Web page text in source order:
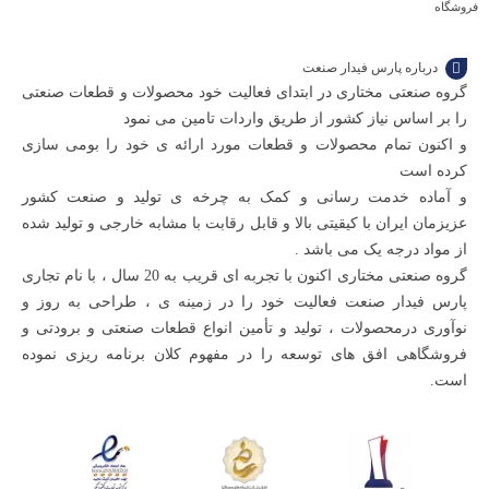
فروشگاه
درباره پارس فیدار صنعت
گروه صنعتی مختاری در ابتدای فعالیت خود محصولات و قطعات صنعتی
را بر اساس نیاز کشور از طریق واردات تامین می نمود
و اکنون تمام محصولات و قطعات مورد ارائه ی خود را بومی سازی
کرده است
و آماده خدمت رسانی و کمک به چرخه ی تولید و صنعت کشور
عزیزمان ایران با کیقیتی بالا و قابل رقابت با مشابه خارجی و تولید شده
از مواد درجه یک می باشد .
گروه صنعتی مختاری اکنون با تجربه ای قریب به 20 سال ، با نام تجاری
پارس فیدار صنعت فعالیت خود را در زمینه ی ، طراحی به روز و
نوآوری درمحصولات ، تولید و تأمین انواع قطعات صنعتی و برودتی و
فروشگاهی افق های توسعه را در مفهوم کلان برنامه ریزی نموده
است.